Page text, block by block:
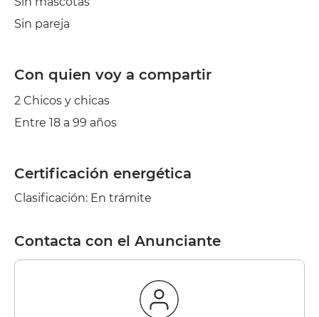
Sin pareja
Con quien voy a compartir
2 Chicos y chicas
Entre 18 a 99 años
Certificación energética
Clasificación: En trámite
Contacta con el Anunciante